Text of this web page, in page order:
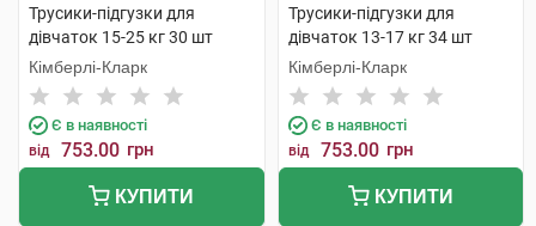
Трусики-підгузки для
дівчаток 15-25 кг 30 шт
Кімберлі-Кларк
Є в наявності
від 753.00 грн
КУПИТИ
Трусики-підгузки для
дівчаток 13-17 кг 34 шт
Кімберлі-Кларк
Є в наявності
від 753.00 грн
КУПИТИ